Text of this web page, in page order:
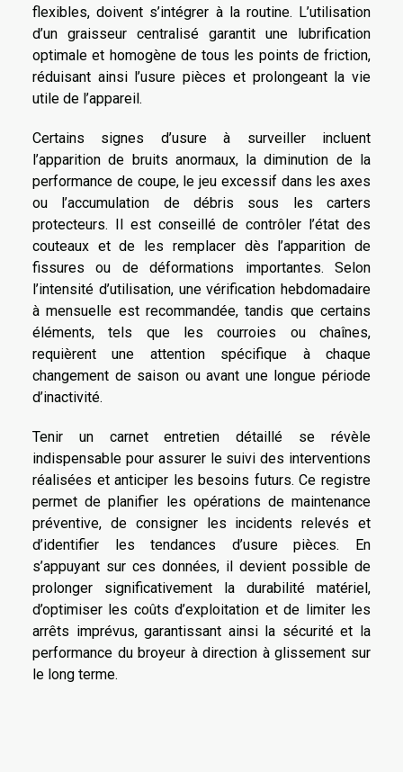
flexibles, doivent s’intégrer à la routine. L’utilisation
d’un graisseur centralisé garantit une lubrification
optimale et homogène de tous les points de friction,
réduisant ainsi l’usure pièces et prolongeant la vie
utile de l’appareil.
Certains signes d’usure à surveiller incluent
l’apparition de bruits anormaux, la diminution de la
performance de coupe, le jeu excessif dans les axes
ou l’accumulation de débris sous les carters
protecteurs. Il est conseillé de contrôler l’état des
couteaux et de les remplacer dès l’apparition de
fissures ou de déformations importantes. Selon
l’intensité d’utilisation, une vérification hebdomadaire
à mensuelle est recommandée, tandis que certains
éléments, tels que les courroies ou chaînes,
requièrent une attention spécifique à chaque
changement de saison ou avant une longue période
d’inactivité.
Tenir un carnet entretien détaillé se révèle
indispensable pour assurer le suivi des interventions
réalisées et anticiper les besoins futurs. Ce registre
permet de planifier les opérations de maintenance
préventive, de consigner les incidents relevés et
d’identifier les tendances d’usure pièces. En
s’appuyant sur ces données, il devient possible de
prolonger significativement la durabilité matériel,
d’optimiser les coûts d’exploitation et de limiter les
arrêts imprévus, garantissant ainsi la sécurité et la
performance du broyeur à direction à glissement sur
le long terme.